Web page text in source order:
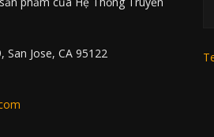
San Jose, CA 95122